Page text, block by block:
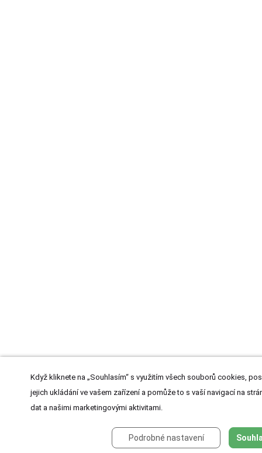
Když kliknete na „Souhlasím“ s využitím všech souborů cookies,
jejich ukládání ve vašem zařízení a pomůže to s vaší navigací na
dat a našimi marketingovými aktivitami.
Podrobné nastavení